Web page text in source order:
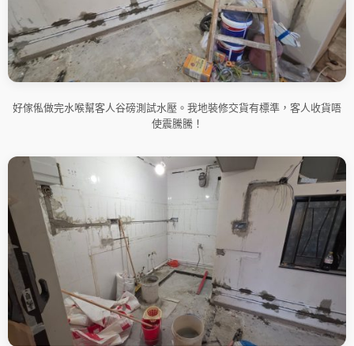
好傢俬做完水喉幫客人谷磅測試水壓。我地裝修交貨有標準，客人收貨唔
使震騰騰！